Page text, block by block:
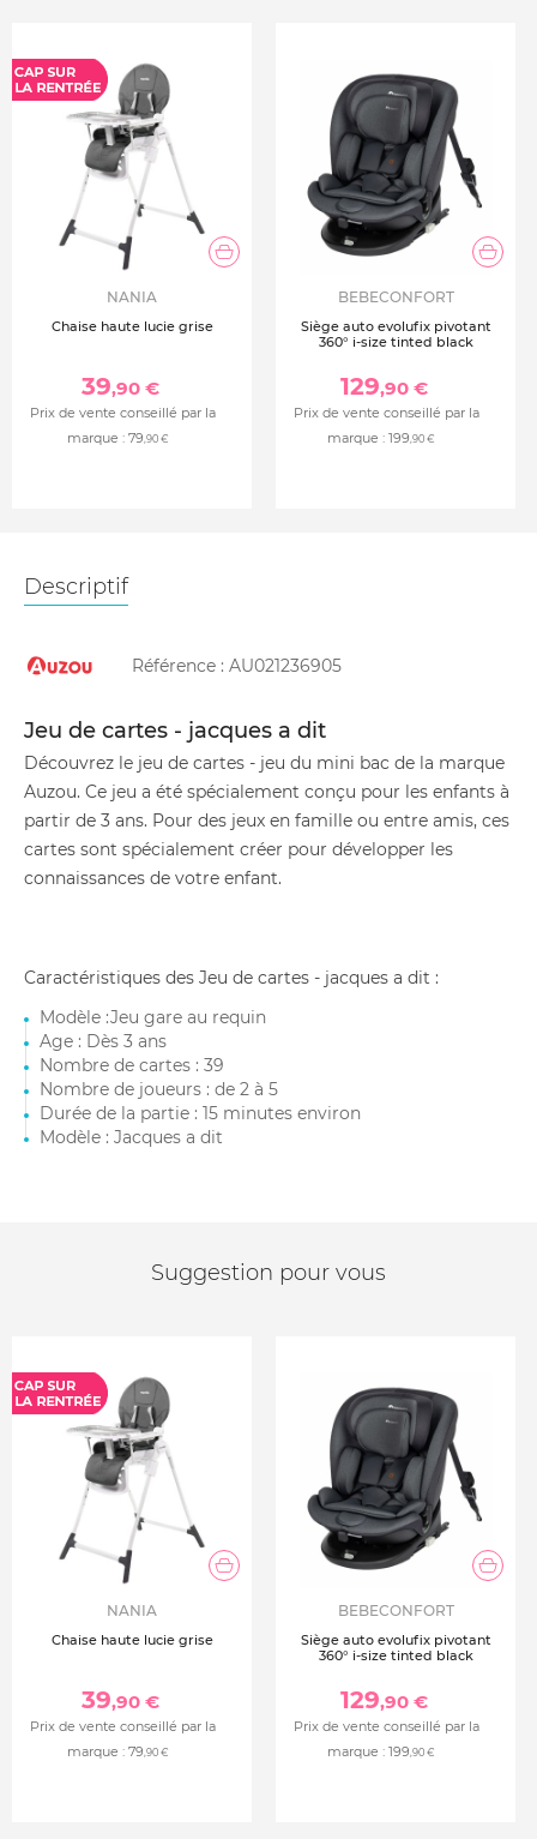
NANIA
Chaise haute lucie grise
39,90 €
Prix de vente conseillé par la
marque : 79,90 €
BEBECONFORT
Siège auto evolufix pivotant
360° i-size tinted black
129,90 €
Prix de vente conseillé par la
marque : 199,90 €
Descriptif
Référence : AU021236905
Jeu de cartes - jacques a dit
Découvrez le jeu de cartes - jeu du mini bac de la marque
Auzou. Ce jeu a été spécialement conçu pour les enfants à
partir de 3 ans. Pour des jeux en famille ou entre amis, ces
cartes sont spécialement créer pour développer les
connaissances de votre enfant.
Caractéristiques des Jeu de cartes - jacques a dit :
Modèle :Jeu gare au requin
Age : Dès 3 ans
Nombre de cartes : 39
Nombre de joueurs : de 2 à 5
Durée de la partie : 15 minutes environ
Modèle : Jacques a dit
Suggestion pour vous
NANIA
Chaise haute lucie grise
39,90 €
Prix de vente conseillé par la
marque : 79,90 €
BEBECONFORT
Siège auto evolufix pivotant
360° i-size tinted black
129,90 €
Prix de vente conseillé par la
marque : 199,90 €